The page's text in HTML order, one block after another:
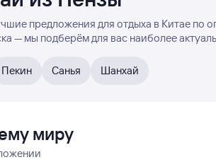
предложения для отдыха в Китае по
— мы подберём для вас наиболее
Пекин Санья Шанхай
миру